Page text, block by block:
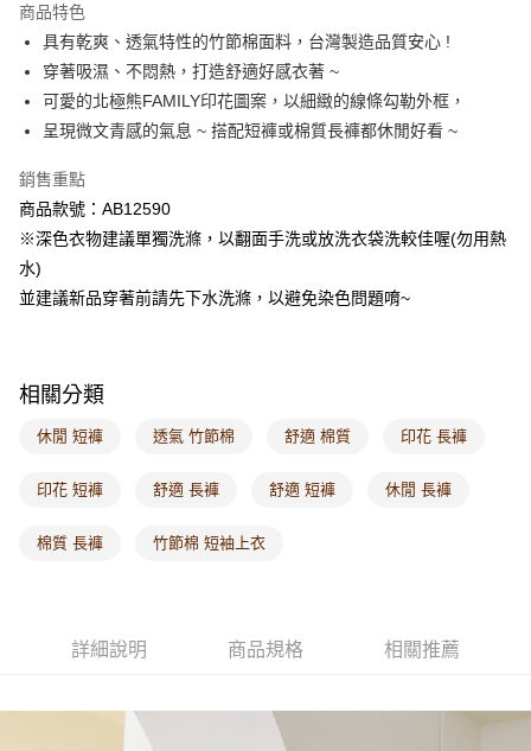
付款後萊爾富取貨
每筆NT$60，滿NT$1,000(含以上)免運費
7-11取貨付款
每筆NT$60，滿NT$1,000(含以上)免運費
付款後7-11取貨
每筆NT$60，滿NT$1,000(含以上)免運費
宅配
每筆NT$120，滿NT$1,000(含以上)免運費
海外配送-歐美地區 查看運費
商品特色
具有乾爽、透氣特性的竹節棉面料，台灣製造品質安心 !
穿著吸濕、不悶熱，打造舒適好感衣著 ~
可愛的北極熊FAMILY印花圖案，以細緻的線條勾勒外框，
呈現微文青感的氣息 ~ 搭配短褲或棉質長褲都休閒好看 ~
銷售重點
商品款號：AB12590
※深色衣物建議單獨洗滌，以翻面手洗或放洗衣袋洗較佳喔(勿用熱
水)
並建議新品穿著前請先下水洗滌，以避免染色問題唷~
相關分類
休閒 短褲 透氣 竹節棉 舒適 棉質 印花 長褲
印花 短褲 舒適 長褲 舒適 短褲 休閒 長褲
棉質 長褲 竹節棉 短袖上衣
詳細說明 商品規格 相關推薦